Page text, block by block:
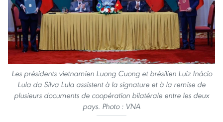
Les présidents vietnamien Luong Cuong et brésilien Luiz Inácio
Lula da Silva Lula assistent à la signature et à la remise de
plusieurs documents de coopération bilatérale entre les deux
pays. Photo : VNA